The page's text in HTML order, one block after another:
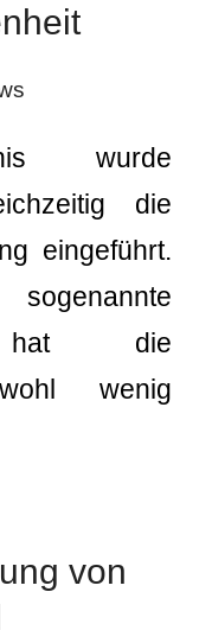
wurde
die
eingeführt.
hat die
wenig
von